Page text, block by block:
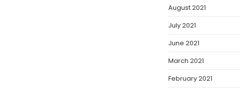
August 2021
July 2021
June 2021
March 2021
February 2021